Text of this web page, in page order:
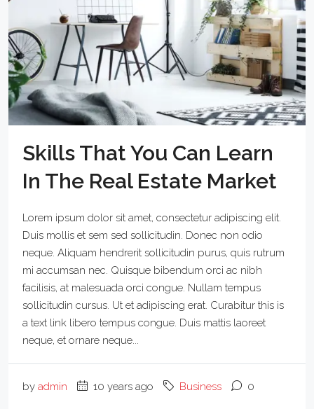
Skills That You Can Learn
In The Real Estate Market
Lorem ipsum dolor sit amet, consectetur adipiscing elit.
Duis mollis et sem sed sollicitudin. Donec non odio
neque. Aliquam hendrerit sollicitudin purus, quis rutrum
mi accumsan nec. Quisque bibendum orci ac nibh
facilisis, at malesuada orci congue. Nullam tempus
sollicitudin cursus. Ut et adipiscing erat. Curabitur this is
a text link libero tempus congue. Duis mattis laoreet
neque, et ornare neque...
by admin 10 years ago Business 0